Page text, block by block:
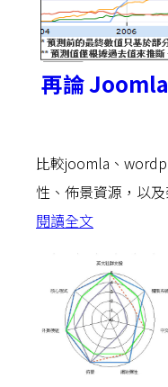
再論
比較joomla、
性、佈景資源，以及
閱讀全文